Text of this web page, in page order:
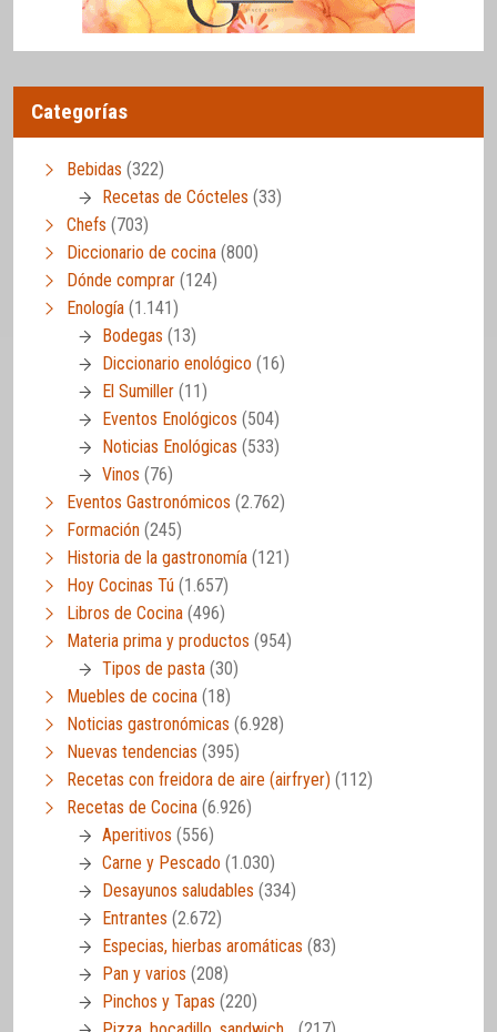
Categorías
Bebidas (322)
Recetas de Cócteles (33)
Chefs (703)
Diccionario de cocina (800)
Dónde comprar (124)
Enología (1.141)
Bodegas (13)
Diccionario enológico (16)
El Sumiller (11)
Eventos Enológicos (504)
Noticias Enológicas (533)
Vinos (76)
Eventos Gastronómicos (2.762)
Formación (245)
Historia de la gastronomía (121)
Hoy Cocinas Tú (1.657)
Libros de Cocina (496)
Materia prima y productos (954)
Tipos de pasta (30)
Muebles de cocina (18)
Noticias gastronómicas (6.928)
Nuevas tendencias (395)
Recetas con freidora de aire (airfryer) (112)
Recetas de Cocina (6.926)
Aperitivos (556)
Carne y Pescado (1.030)
Desayunos saludables (334)
Entrantes (2.672)
Especias, hierbas aromáticas (83)
Pan y varios (208)
Pinchos y Tapas (220)